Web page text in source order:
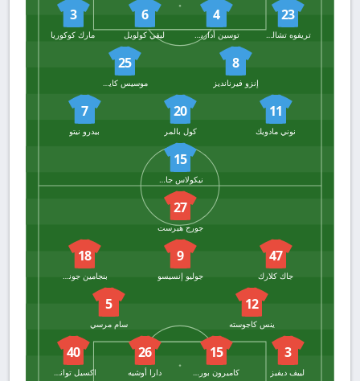
23
تريفوه تشالوباه
4
توسين أداربيويو
6
ليفي كولويل
3
مارك كوكوريا
8
إنزو فيرنانديز
25
موسيس كايسيدو
11
نوني مادويك
20
كول بالمر
7
بيدرو نيتو
15
نيكولاس جاكسون
27
جورج هيرست
47
جاك كلارك
9
جوليو إنسيسو
18
بنجامين جونسون
12
ينس كاجوسته
5
سام مرسي
3
لييف ديفيز
15
كاميرون بورجس
26
دارا أوشيه
40
اكسيل توانزيبي